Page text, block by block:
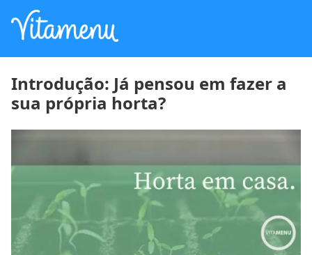
Introdução: Já pensou em fazer a
sua própria horta?